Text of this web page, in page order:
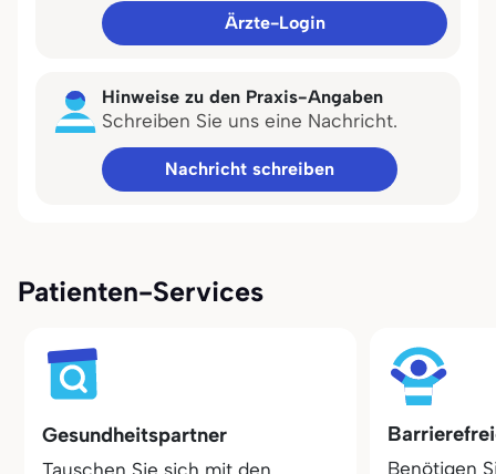
Ärzte-Login
Hinweise zu den Praxis-Angaben
Schreiben Sie uns eine Nachricht.
Nachricht schreiben
Patienten-Services
Gesundheitspartner
Tauschen Sie sich mit den
Benötigen